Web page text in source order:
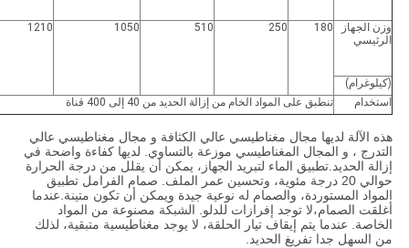
وزن الجهاز
الرئيسي
180
250
510
1050
1210
(كيلوغرام)
استخدام
تنطبق على المواد الخام من إزالة الحديد من 40 إلى 400 قناة
هذه الآلة لديها مجال مغناطيسي عالي الكثافة و مجال مغناطيسي عالي
التدرج ، و المجال المغناطيسي موزعة بالتساوي. لديها كفاءة واضحة في
إزالة الحديد.تطبيق الماء لتبريد الجهاز، يمكن أن يقلل من درجة الحرارة
حوالي 20 درجة مئوية، وتحسين عمر الملف. صمام الفرامل تطبيق
المواد المستوردة، والصمام له نوعية جيدة ويمكن أن تكون متينة.عندما
أغلقت الصمام،لا توجد إفرازات للدلو. الشبكة مصنوعة من المواد
الخاصة. عندما يتم إيقاف تيار الحلقة، لا يوجد مغناطيسية متبقية، لذلك
من السهل جدا تفريغ الحديد.